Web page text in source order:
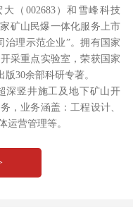
（002683）和雪峰科技
矿山民爆一体化服务上市
治理示范企业”。拥有国家
采重点实验室，荣获国家
30余部科研专著。
深竖井施工及地下矿山开
，业务涵盖：工程设计、
运营管理等。